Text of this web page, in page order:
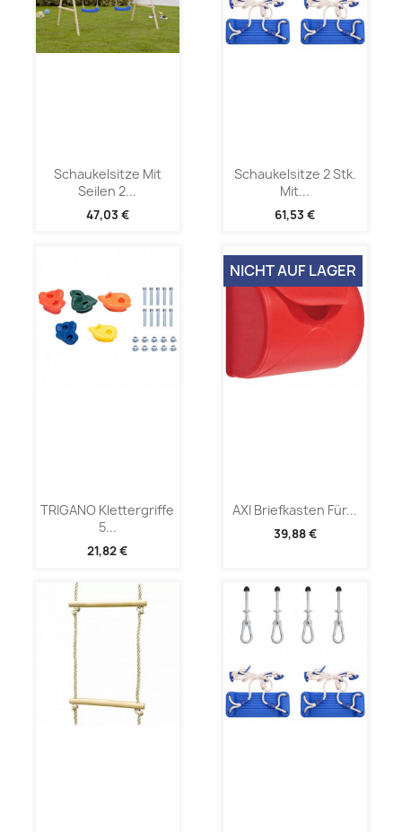
Schaukelsitze Mit
Seilen 2...
47,03 €
Schaukelsitze 2 Stk.
Mit...
61,53 €
TRIGANO Klettergriffe
5...
21,82 €
AXI Briefkasten Für...
39,88 €
NICHT AUF LAGER